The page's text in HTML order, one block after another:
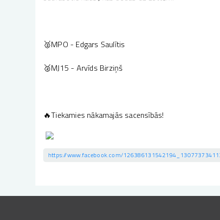
🥈MPO - Edgars Saulītis
🥈MJ15 - Arvīds Birziņš
🔥Tiekamies nākamajās sacensībās!
https://www.facebook.com/